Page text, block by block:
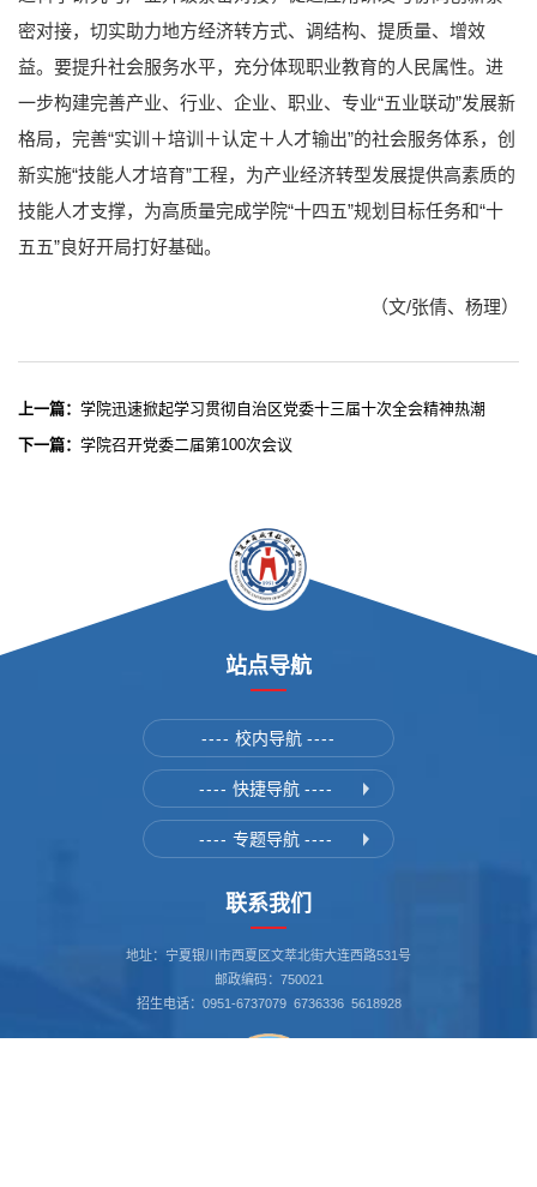
密对接，切实助力地方经济转方式、调结构、提质量、增效
益。要提升社会服务水平，充分体现职业教育的人民属性。进
一步构建完善产业、行业、企业、职业、专业“五业联动”发展新
格局，完善“实训＋培训＋认定＋人才输出”的社会服务体系，创
新实施“技能人才培育”工程，为产业经济转型发展提供高素质的
技能人才支撑，为高质量完成学院“十四五”规划目标任务和“十
五五”良好开局打好基础。
（文/张倩、杨理）
上一篇： 学院迅速掀起学习贯彻自治区党委十三届十次全会精神热潮
下一篇： 学院召开党委二届第100次会议
站点导航
---- 校内导航 ----
---- 快捷导航 ----
---- 专题导航 ----
联系我们
地址：宁夏银川市西夏区文萃北街大连西路531号
邮政编码：750021
招生电话：0951-6737079 6736336 5618928